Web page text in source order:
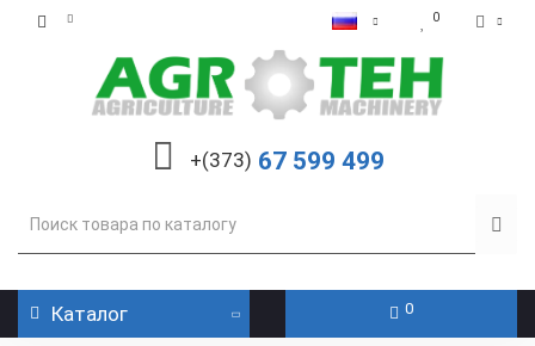
0
+(373) 67 599 499
Каталог 0